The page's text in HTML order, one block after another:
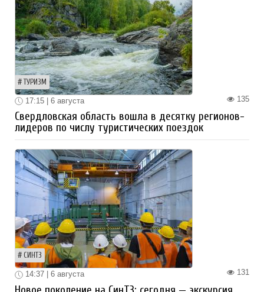
ТУРИЗМ
135
17:15 | 6 августа
Свердловская область вошла в десятку регионов-
лидеров по числу туристических поездок
СИНТЗ
131
14:37 | 6 августа